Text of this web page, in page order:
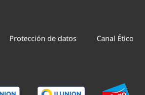
Protección de datos
Canal Ético